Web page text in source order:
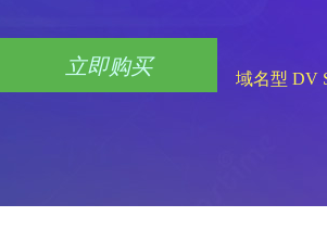
立即购买 域名型 DV